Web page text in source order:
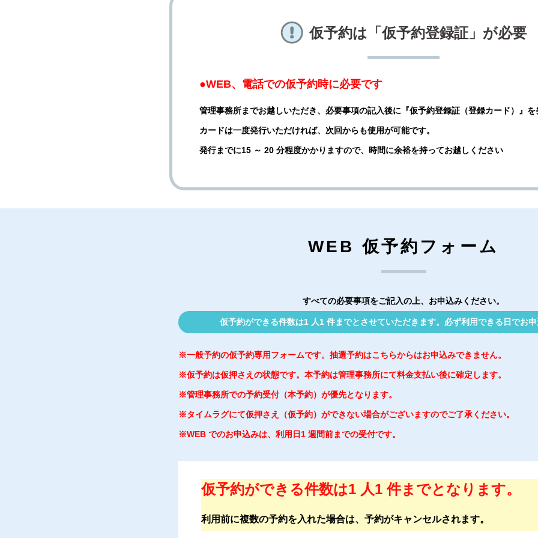
仮予約は「仮予約登録証」が必要
●WEB、電話での仮予約時に必要です
管理事務所までお越しいただき、必要事項の記入後に『仮予約登録証（登録カード）』を
カードは一度発行いただければ、次回からも使用が可能です。
発行までに15 ～ 20 分程度かかりますので、時間に余裕を持ってお越しください
WEB 仮予約フォーム
すべての必要事項をご記入の上、お申込みください。
仮予約ができる件数は1 人1 件までとさせていただきます。必ず利用できる日でお
※一般予約の仮予約専用フォームです。抽選予約はこちらからはお申込みできません。
※仮予約は仮押さえの状態です。本予約は管理事務所にて料金支払い後に確定します。
※管理事務所での予約受付（本予約）が優先となります。
※タイムラグにて仮押さえ（仮予約）ができない場合がございますのでご了承ください。
※WEB でのお申込みは、利用日1 週間前までの受付です。
仮予約ができる件数は1 人1 件までとなります。
利用前に複数の予約を入れた場合は、予約がキャンセルされます。